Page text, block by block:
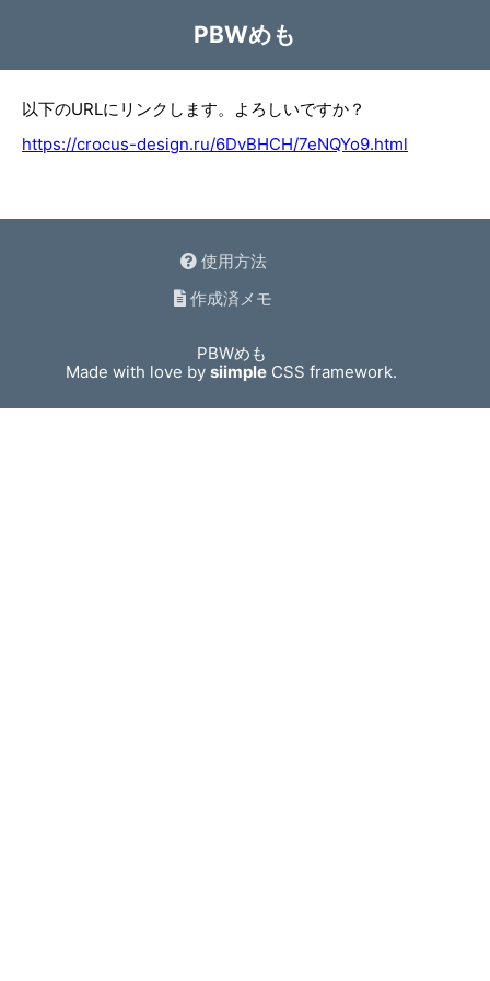
PBWめも
以下のURLにリンクします。よろしいですか？
https://crocus-design.ru/6DvBHCH/7eNQYo9.html
使用方法
作成済メモ
PBWめも
Made with love bysiimple CSS framework.